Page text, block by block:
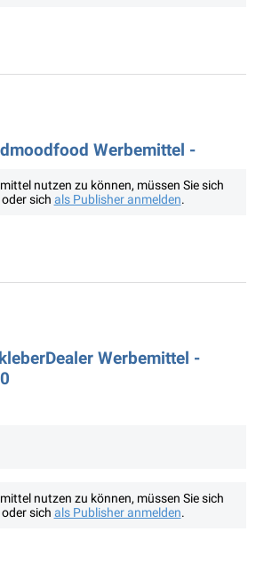
Werbemittel -
nutzen zu können, müssen Sie sich
sich als Publisher anmelden.
Werbemittel -
nutzen zu können, müssen Sie sich
sich als Publisher anmelden.